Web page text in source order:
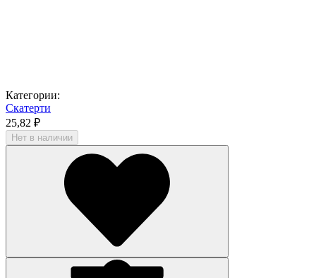
Категории:
Скатерти
25,82 ₽
Нет в наличии